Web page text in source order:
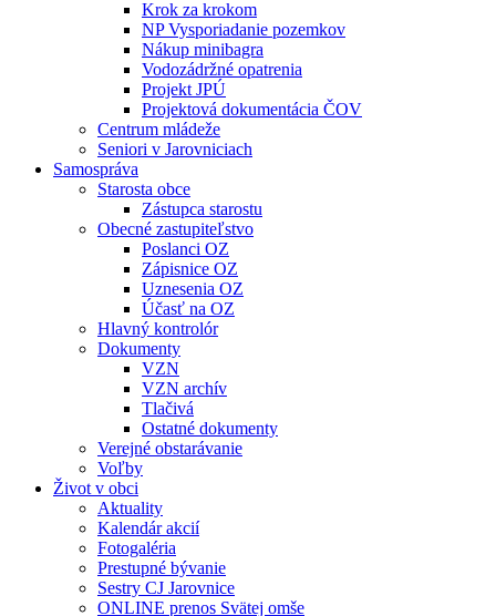
Krok za krokom
NP Vysporiadanie pozemkov
Nákup minibagra
Vodozádržné opatrenia
Projekt JPÚ
Projektová dokumentácia ČOV
Centrum mládeže
Seniori v Jarovniciach
Samospráva
Starosta obce
Zástupca starostu
Obecné zastupiteľstvo
Poslanci OZ
Zápisnice OZ
Uznesenia OZ
Účasť na OZ
Hlavný kontrolór
Dokumenty
VZN
VZN archív
Tlačivá
Ostatné dokumenty
Verejné obstarávanie
Voľby
Život v obci
Aktuality
Kalendár akcií
Fotogaléria
Prestupné bývanie
Sestry CJ Jarovnice
ONLINE prenos Svätej omše